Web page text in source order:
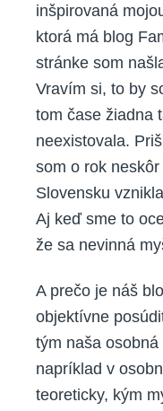
inšpirovaná
ktorá má blog
stránke som
Vravím si, to by
tom čase žiadna
neexistovala.
som o rok
Slovensku
Aj keď sme to
že sa nevinná
A prečo je náš
objektívne
tým naša
napríklad v
teoreticky, kým